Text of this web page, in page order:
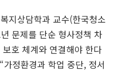
지상담학과 교수(한국청소
문제를 단순 형사정책 차
호 체계와 연결해야 한다
정환경과 학업 중단, 정서